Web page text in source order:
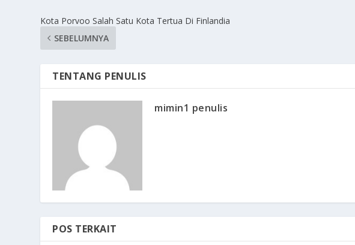
Kota Porvoo Salah Satu Kota Tertua Di Finlandia
SEBELUMNYA
TENTANG PENULIS
mimin1 penulis
POS TERKAIT